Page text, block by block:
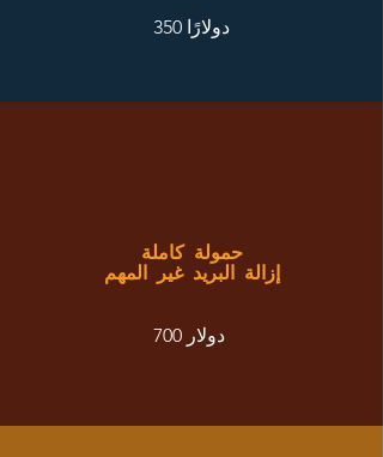
350 دولارًا
حمولة كاملة
إزالة البريد غير المهم
700 دولار